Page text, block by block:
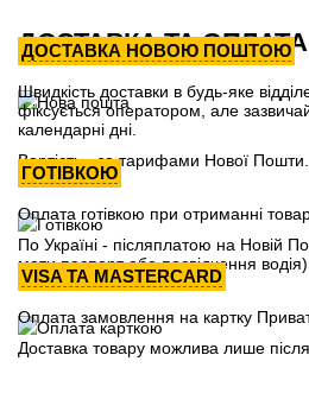
ДОСТАВКА ТА ОПЛАТА
ДОСТАВКА НОВОЮ ПОШТОЮ
Швидкість доставки в будь-яке
фіксується оператором, але
календарні дні.
Вартість - за тарифами Нової Пошти.
ГОТІВКОЮ
Оплата готівкою при отриманні
По Україні - післяплатою на Новій
мати паспорт або посвідчення водія)
VISA ТА MASTERCARD
Оплата замовлення на картку
Доставка товару можлива лише